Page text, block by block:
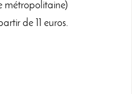
métropolitaine)
de 11 euros.